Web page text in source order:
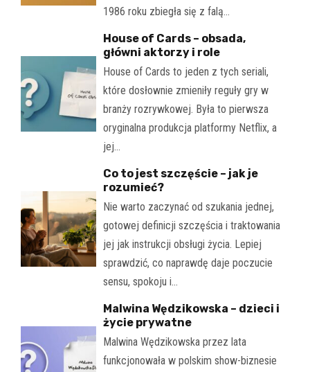
1986 roku zbiegła się z falą…
House of Cards – obsada,
główni aktorzy i role
House of Cards to jeden z tych seriali,
które dosłownie zmieniły reguły gry w
branży rozrywkowej. Była to pierwsza
oryginalna produkcja platformy Netflix, a
jej…
Co to jest szczęście – jak je
rozumieć?
Nie warto zaczynać od szukania jednej,
gotowej definicji szczęścia i traktowania
jej jak instrukcji obsługi życia. Lepiej
sprawdzić, co naprawdę daje poczucie
sensu, spokoju i…
Malwina Wędzikowska – dzieci i
życie prywatne
Malwina Wędzikowska przez lata
funkcjonowała w polskim show-biznesie